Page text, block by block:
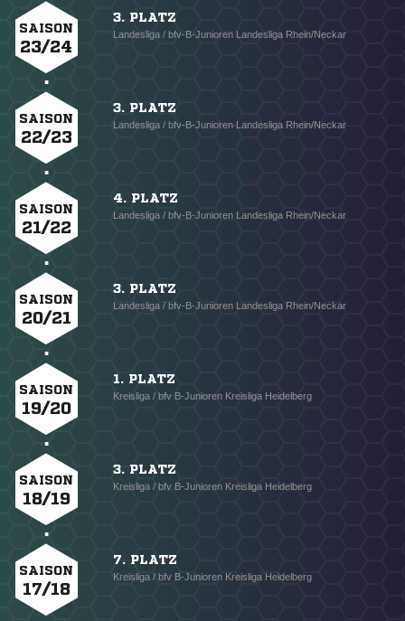
SAISON
23/24
3. PLATZ
Landesliga / bfv-B-Junioren Landesliga Rhein/Neckar
SAISON
22/23
3. PLATZ
Landesliga / bfv-B-Junioren Landesliga Rhein/Neckar
SAISON
21/22
4. PLATZ
Landesliga / bfv-B-Junioren Landesliga Rhein/Neckar
SAISON
20/21
3. PLATZ
Landesliga / bfv-B-Junioren Landesliga Rhein/Neckar
SAISON
19/20
1. PLATZ
Kreisliga / bfv B-Junioren Kreisliga Heidelberg
SAISON
18/19
3. PLATZ
Kreisliga / bfv B-Junioren Kreisliga Heidelberg
SAISON
17/18
7. PLATZ
Kreisliga / bfv B-Junioren Kreisliga Heidelberg